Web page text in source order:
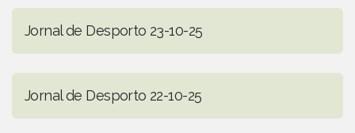
Jornal de Desporto 23-10-25
Jornal de Desporto 22-10-25